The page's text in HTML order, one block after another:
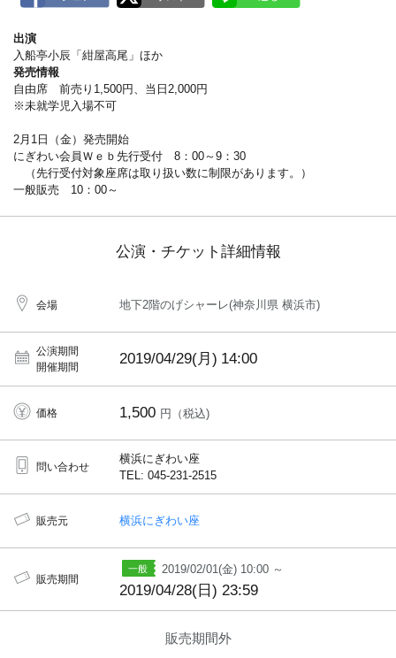
出演
入船亭小辰「紺屋高尾」ほか
発売情報
自由席 前売り1,500円、当日2,000円
※未就学児入場不可
2月1日（金）発売開始
にぎわい会員Ｗｅｂ先行受付 8：00～9：30
（先行受付対象座席は取り扱い数に制限があります。）
一般販売 10：00～
公演・チケット詳細情報
会場 地下2階のげシャーレ(神奈川県 横浜市)
公演期間
開催期間
2019/04/29(月) 14:00
価格 1,500 円（税込)
問い合わせ
横浜にぎわい座
TEL: 045-231-2515
販売元 横浜にぎわい座
販売期間
2019/02/01(金) 10:00 ～
2019/04/28(日) 23:59
販売期間外